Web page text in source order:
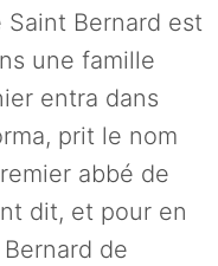
Saint Bernard est
une famille
entra dans
prit le nom
abbé de
dit, et pour en
de